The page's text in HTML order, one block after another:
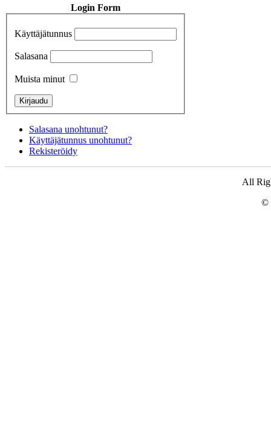
Login Form
Käyttäjätunnus
Salasana
Muista minut
Salasana unohtunut?
Käyttäjätunnus unohtunut?
Rekisteröidy
All
©